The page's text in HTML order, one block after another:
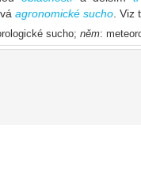
agronomické sucho .
sucho; něm: